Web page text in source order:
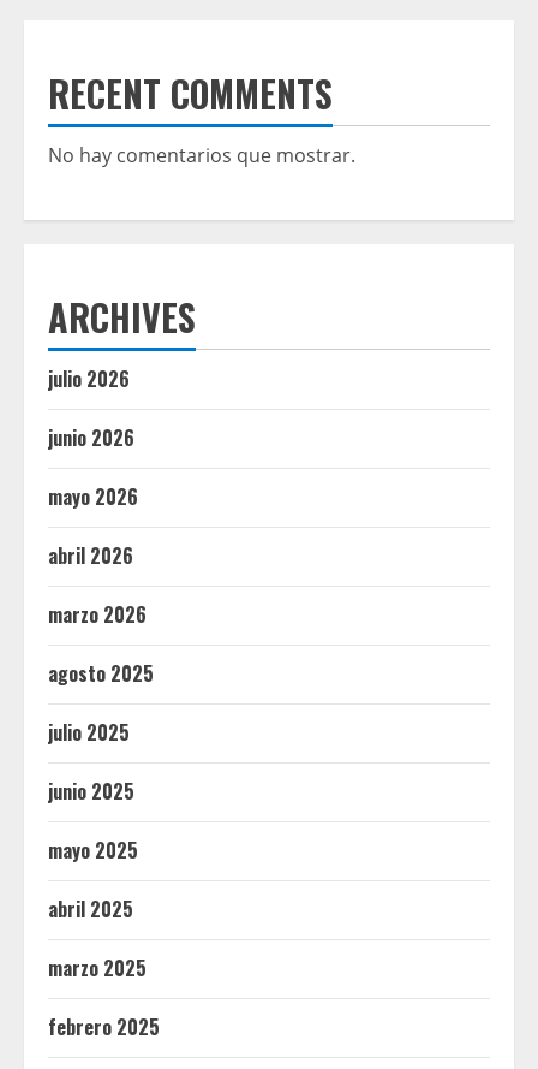
RECENT COMMENTS
No hay comentarios que mostrar.
ARCHIVES
julio 2026
junio 2026
mayo 2026
abril 2026
marzo 2026
agosto 2025
julio 2025
junio 2025
mayo 2025
abril 2025
marzo 2025
febrero 2025